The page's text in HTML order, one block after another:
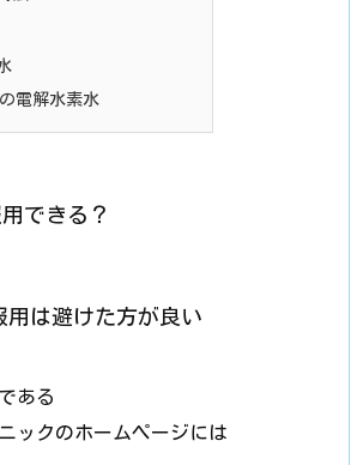
電解水素水
できる？
用は避けた方が良い
ある
ックのホームページには